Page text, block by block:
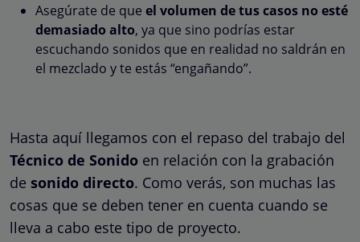
Asegúrate de que el volumen de tus casos no esté
demasiado alto, ya que sino podrías estar
escuchando sonidos que en realidad no saldrán en
el mezclado y te estás “engañando”.
Hasta aquí llegamos con el repaso del trabajo del
Técnico de Sonido en relación con la grabación
de sonido directo. Como verás, son muchas las
cosas que se deben tener en cuenta cuando se
lleva a cabo este tipo de proyecto.